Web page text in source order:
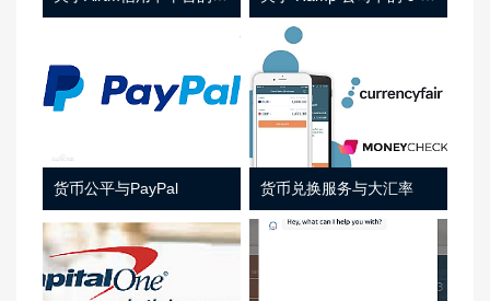
货币公平与PayPal 货币兑换服务与大汇率